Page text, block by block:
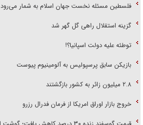
فلسطین مسئله نخست جهان اسلام به شمار می‌رود
گزینه استقلال راهی گل گهر شد
توطئه علیه دولت اسپانیا؟!
بازیکن سابق پرسپولیس به آلومینیوم پیوست
۲.۸ میلیون زائر به کشور بازگشتند
خروج بازار اوراق امریکا از فرمان فدرال رزرو